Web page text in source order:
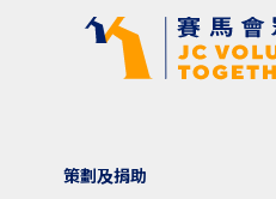
策劃及捐助